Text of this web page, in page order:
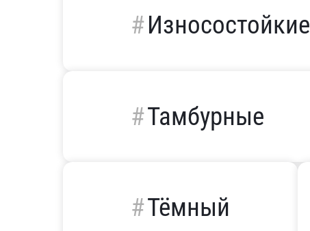
Износостойкие
Тамбурные
Тёмный